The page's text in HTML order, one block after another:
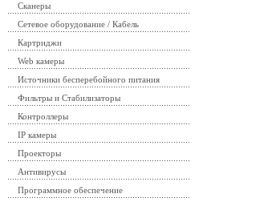
Сканеры
Сетевое оборудование / Кабель
Картриджи
Web камеры
Источники бесперебойного питания
Фильтры и Стабилизаторы
Контроллеры
IP камеры
Проекторы
Антивирусы
Программное обеспечение